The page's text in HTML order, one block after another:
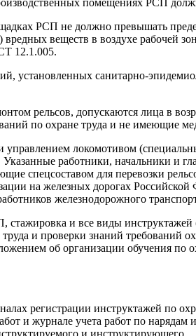
помещениях РСП
РСП не должно превышать
веществ в воздухе рабочей
12.1.005.
установленных санитарно-
рельсов, допускаются лица в
по охране труда и не имеющие
управлением локомотивом
работники, начальники и
спецсоставом для перевозки
на железных дорогах
железнодорожного
стажировка и все виды
и проверки знаний требований
об организации обучения по
регистрации инструктажей по
и журнале учета работ по